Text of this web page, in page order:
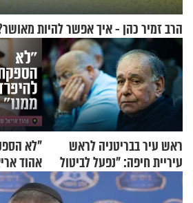
הרב זמיר כהן - איך אפשר להיות
ראש עיר בבריטניה לראש
עיריית חיפה: ״נפעל לביטול
ברית הערים התאומות״
"לא
אהוד
אריאל